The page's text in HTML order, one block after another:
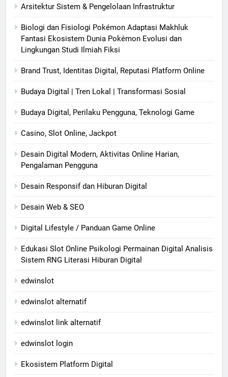
Arsitektur Sistem & Pengelolaan Infrastruktur
Biologi dan Fisiologi Pokémon Adaptasi Makhluk
Fantasi Ekosistem Dunia Pokémon Evolusi dan
Lingkungan Studi Ilmiah Fiksi
Brand Trust, Identitas Digital, Reputasi Platform Online
Budaya Digital | Tren Lokal | Transformasi Sosial
Budaya Digital, Perilaku Pengguna, Teknologi Game
Casino, Slot Online, Jackpot
Desain Digital Modern, Aktivitas Online Harian,
Pengalaman Pengguna
Desain Responsif dan Hiburan Digital
Desain Web & SEO
Digital Lifestyle / Panduan Game Online
Edukasi Slot Online Psikologi Permainan Digital Analisis
Sistem RNG Literasi Hiburan Digital
edwinslot
edwinslot alternatif
edwinslot link alternatif
edwinslot login
Ekosistem Platform Digital